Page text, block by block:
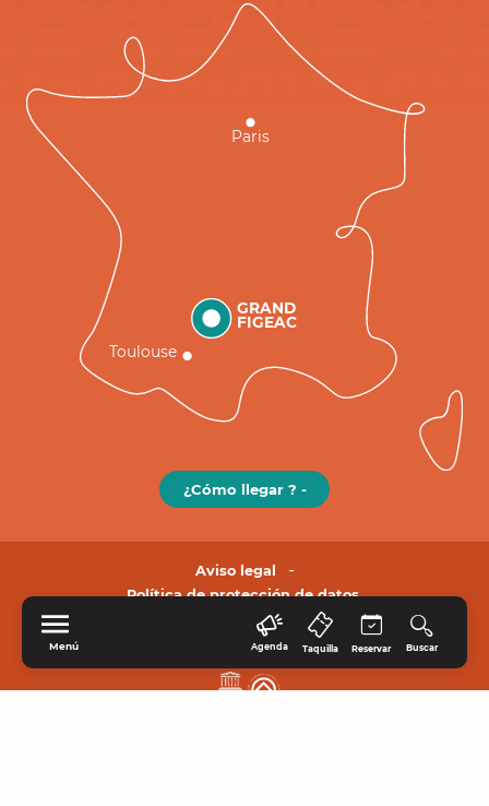
Menú Agenda Taquilla Reservar Buscar
GRAND
FIGEAC
Toulouse
Paris
¿Cómo llegar ? -
Aviso legal
Política de protección de datos.